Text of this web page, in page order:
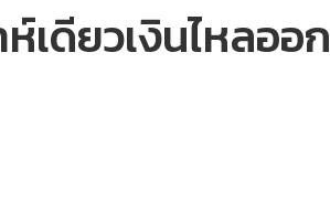
เดียวเงินไหลออก